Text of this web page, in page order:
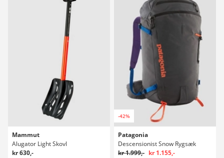
Mammut
Alugator Light Skovl
kr 630,-
-42%
Patagonia
Descensionist Snow Rygsæk
kr 1.999,- kr 1.155,-